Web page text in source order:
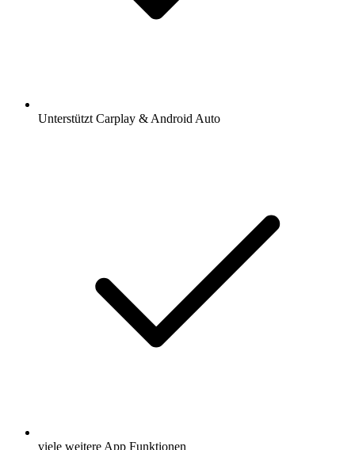
Unterstützt Carplay & Android Auto
viele weitere App Funktionen